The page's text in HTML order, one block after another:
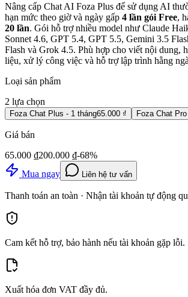
Nâng cấp Chat AI Foza Plus để sử dụng AI
hạn mức theo giờ và ngày gấp 4 lần gói Free,
20 lần. Gói hỗ trợ nhiều model như Claude
Sonnet 4.6, GPT 5.4, GPT 5.5, Gemini 3.5
Flash và Grok 4.5. Phù hợp cho viết nội dung,
liệu, xử lý công việc và hỗ trợ lập trình hằng
Loại sản phẩm
2 lựa chọn
Foza Chat Plus - 1 tháng65.000 ₫ Foza Chat
Giá bán
65.000 ₫200.000 ₫-68%
Mua ngay
Liên hệ tư vấn
Thanh toán an toàn · Nhận tài khoản tự động
Cam kết hỗ trợ, bảo hành nếu tài khoản gặp lỗi.
Xuất hóa đơn VAT đầy đủ.